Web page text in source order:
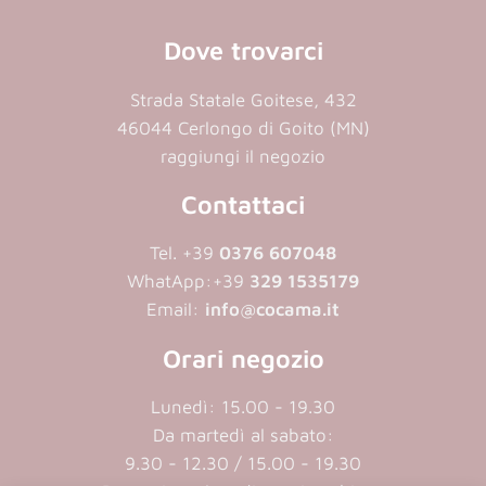
Dove trovarci
Strada Statale Goitese, 432
46044 Cerlongo di Goito (MN)
raggiungi il negozio
Contattaci
Tel. +39 0376 607048
WhatApp: +39 329 1535179
Email: info@cocama.it
Orari negozio
Lunedì: 15.00 - 19.30
Da martedì al sabato:
9.30 - 12.30 / 15.00 - 19.30